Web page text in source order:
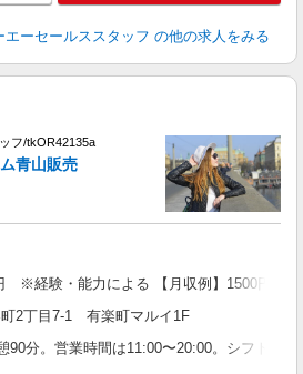
エーセールススタッフ の他の求人をみる
フ/tkOR42135a
青山販売
※経験・能力による 【月収例】1500円×7
2丁目7-1 有楽町マルイ1F
90分。営業時間は11:00〜20:00。シフト例